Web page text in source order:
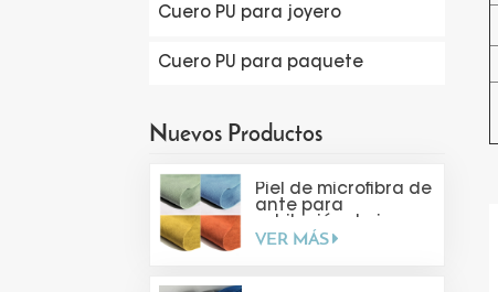
Cuero PU para joyero
Cuero PU para paquete
Nuevos Productos
Piel de microfibra de
ante para
VER MÁS